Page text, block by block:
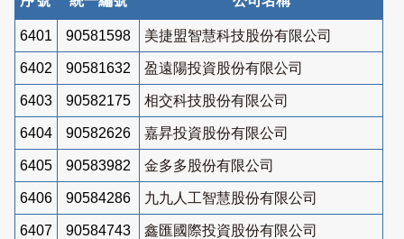
6401 90581598 美捷盟智慧科技股份有限公司
6402 90581632 盈遠陽投資股份有限公司
6403 90582175 相交科技股份有限公司
6404 90582626 嘉昇投資股份有限公司
6405 90583982 金多多股份有限公司
6406 90584286 九九人工智慧股份有限公司
6407 90584743 鑫匯國際投資股份有限公司